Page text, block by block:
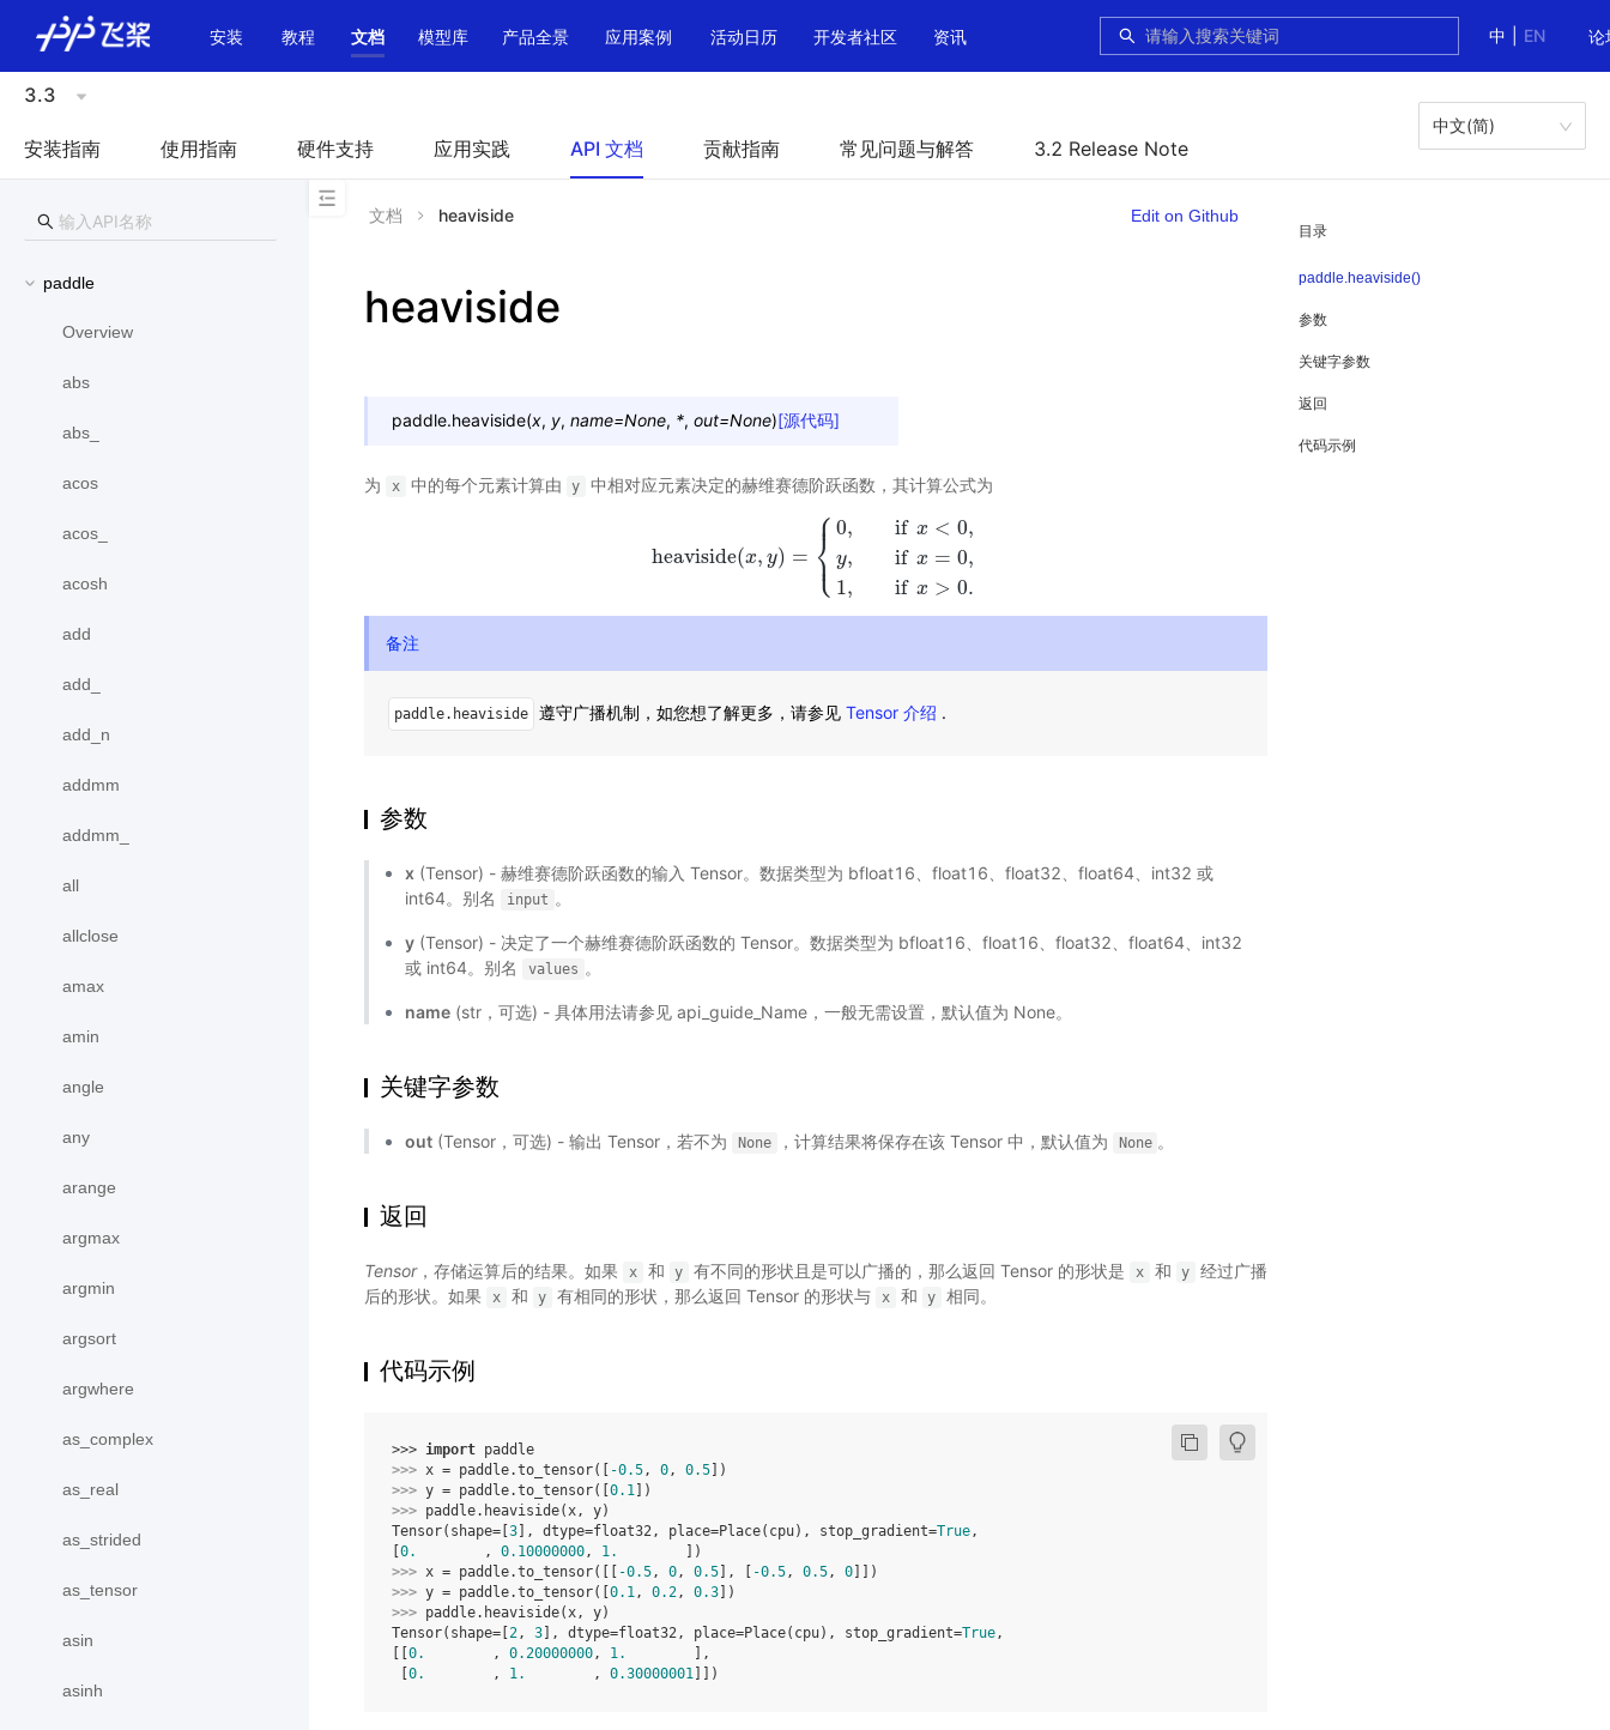
中
EN 论
安装 教程 文档 模型库 产品全景 应用案例 活动日历 开发者社区 资讯
3.3
安装指南 使用指南 硬件支持 应用实践 API 文档 贡献指南 常见问题与解答 3.2 Release Note
中文(简)
paddle
Overview
abs
abs_
acos
acos_
acosh
add
add_
add_n
addmm
addmm_
all
allclose
amax
amin
angle
any
arange
argmax
argmin
argsort
argwhere
as_complex
as_real
as_strided
as_tensor
asin
asinh
目录
paddle.heaviside()
参数
关键字参数
返回
代码示例
文档 heaviside Edit on Github
heaviside
paddle.heaviside(x, y, name=None, *, out=None)[源代码]
为 x 中的每个元素计算由 y 中相对应元素决定的赫维赛德阶跃函数，其计算公式为
heaviside(x, y) = ⎧
⎩
⎨⎪
⎪
0,
y,
1,
if x < 0,
if x = 0,
if x > 0.
heaviside(x,y)={0 if x< 0,y =0 ,1 if x>0.
备注
paddle.heaviside 遵守广播机制，如您想了解更多，请参见 Tensor 介绍 .
参数
x (Tensor) - 赫维赛德阶跃函数的输入 Tensor。数据类型为 bfloat16、float16、float32、float64、int32 或
int64。别名
input 。
y (Tensor) - 决定了一个赫维赛德阶跃函数的 Tensor。数据类型为 bfloat16、float16、float32、float64、int32
或 int64。别名
values 。
name (str，可选) - 具体用法请参见api_guide_Name ，一般无需设置，默认值为 None。
关键字参数
out (Tensor，可选) - 输出 Tensor，若不为 None ，计算结果将保存在该 Tensor 中，默认值为 None 。
返回
Tensor，存储运算后的结果。如果 x 和 y 有不同的形状且是可以广播的，那么返回 Tensor 的形状是 x 和 y
经过广播
后的形状。如果
x 和 y 有相同的形状，那么返回 Tensor 的形状与 x 和 y 相同。
代码示例
>>> import paddle
>>> x = paddle.to_tensor([ -0.5, 0, 0.5 ])
>>> y = paddle.to_tensor([ 0.1 ])
>>> paddle. heaviside(x, y)
Tensor(shape=[ 3 ], dtype=float32, place=Place(cpu), stop_gradient=True,
0.
        ,
0.10000000, 1.
        ])
>>> x = paddle.to_tensor([[ -0.5, 0, 0.5 ], -0.5, 0.5, 0 ]])
>>> y = paddle.to_tensor([ 0.1, 0.2, 0.3 ])
>>> paddle. heaviside(x, y)
Tensor(shape=[ 2, 3 ], dtype=float32, place=Place(cpu), stop_gradient=True,
0.
        ,
0.20000000, 1.
        ],
0.
        ,
1.
        ,
0.30000001 ]])